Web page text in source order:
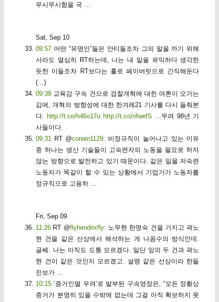
무시무시함을 국 …
Sat, Sep 10
09:57 어떤 “유명인”들은 안티들조차 그의 말을 까기 위해
서라도 열심히 RT하는데, 나는 내 말을 유익하다 생각한
듯한 이들조차 RT보다는 홀로 페이버릿으로 간직해둔다
(…)
09:38 교육감 구속 건으로 검찰개혁에 대한 여론이 오가는
김에, 개혁의 방향성에 대한 한겨레21 기사를 다시 들춰본
다. http://t.co/h46o17u http://t.co/rifwefS …무려 98년 기
사들이다.
09:31 RT @corwin1129: 비정규직이 늘어나고 있는 이유
중 하나는 생산 기술들이 고숙련자의 노동을 필요로 하지
않는 방향으로 발전하고 있기 때문이다. 같은 일을 저숙련
노동자가 똑같이 할 수 있는 상황에서 기업가가 노동자를
정규직으로 고용하 …
Fri, Sep 09
11:26 RT @flyhendrixfly: 노무현 한명숙 건을 가지고 곽노
현 건을 같은 선상에서 해석하는 게 나꼼수의 방식인데.
글쎄. 나는 아직도 도통 모르겠다. 일단 앞의 두 건과 곽노
현 건이 같은 것인지 모르겠고. 설령 같은 선상이라 한들
진보가 …
10:15 ‘증거인멸 우려’로 발부된 구속영장은, “모든 정황상
증거가 분명히 있을 수밖에 없는데 그걸 아직 확보하지 못